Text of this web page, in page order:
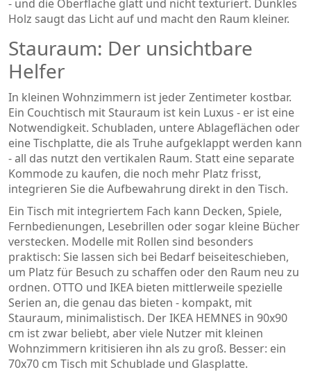
- und die Oberfläche glatt und nicht texturiert. Dunkles
Holz saugt das Licht auf und macht den Raum kleiner.
Stauraum: Der unsichtbare
Helfer
In kleinen Wohnzimmern ist jeder Zentimeter kostbar.
Ein Couchtisch mit Stauraum ist kein Luxus - er ist eine
Notwendigkeit. Schubladen, untere Ablageflächen oder
eine Tischplatte, die als Truhe aufgeklappt werden kann
- all das nutzt den vertikalen Raum. Statt eine separate
Kommode zu kaufen, die noch mehr Platz frisst,
integrieren Sie die Aufbewahrung direkt in den Tisch.
Ein Tisch mit integriertem Fach kann Decken, Spiele,
Fernbedienungen, Lesebrillen oder sogar kleine Bücher
verstecken. Modelle mit Rollen sind besonders
praktisch: Sie lassen sich bei Bedarf beiseiteschieben,
um Platz für Besuch zu schaffen oder den Raum neu zu
ordnen. OTTO und IKEA bieten mittlerweile spezielle
Serien an, die genau das bieten - kompakt, mit
Stauraum, minimalistisch. Der IKEA HEMNES in 90x90
cm ist zwar beliebt, aber viele Nutzer mit kleinen
Wohnzimmern kritisieren ihn als zu groß. Besser: ein
70x70 cm Tisch mit Schublade und Glasplatte.